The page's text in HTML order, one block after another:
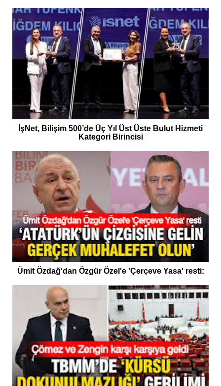
İşNet, Bilişim 500’de Üç Yıl Üst Üste Bulut Hizmeti
Kategori Birincisi
Ümit Özdağ'dan Özgür Özel'e 'Çerçeve Yasa' resti: